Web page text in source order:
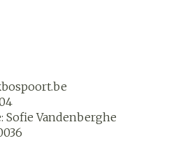
Sofie Vandenberghe